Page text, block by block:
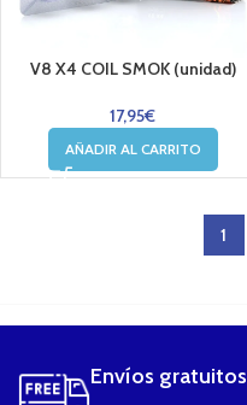
V8 X4 COIL SMOK (unidad)
17,95€
AÑADIR AL CARRITO
1
Envíos gratuitos